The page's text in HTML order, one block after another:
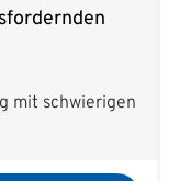
mit schwierigen